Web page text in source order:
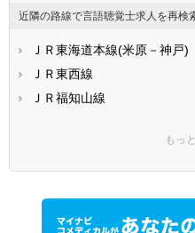
近隣の路線で言語聴覚士求人を再検
ＪＲ東海道本線(米原－神戸)
ＪＲ東西線
ＪＲ福知山線
阪神なんば線
阪急今津線
もっ